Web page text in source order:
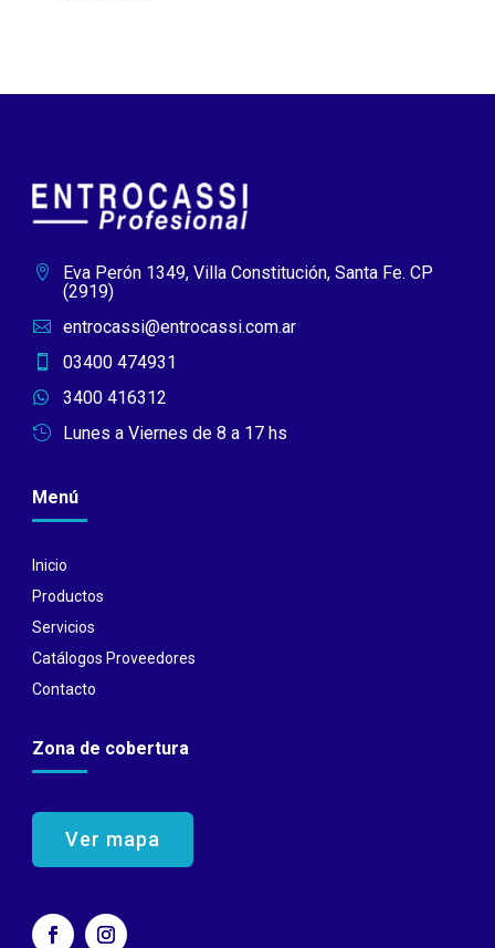

Eva Perón 1349, Villa Constitución, Santa Fe. CP
(2919)
 entrocassi@entrocassi.com.ar
 03400 474931
 3400 416312
 Lunes a Viernes de 8 a 17 hs
Menú
Inicio
Productos
Servicios
Catálogos Proveedores
Contacto
Zona de cobertura
Ver mapa